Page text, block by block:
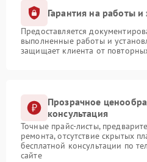
Гарантия на работы и
Предоставляется
выполненные работы и
защищает клиента от
Прозрачное
консультация
Точные прайс-листы,
ремонта, отсутствие скрытых
бесплатной консультации по
сайте